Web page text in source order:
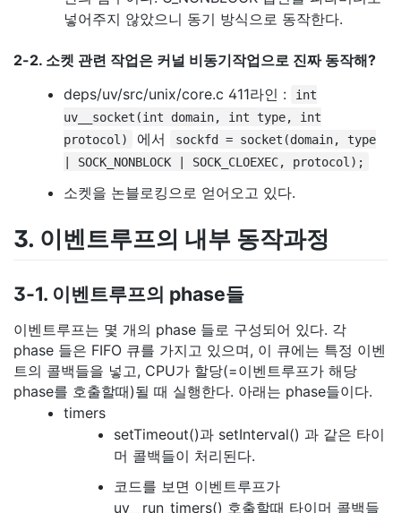
넣어주지 않았으니 동기 방식으로 동작한다.
2-2. 소켓 관련 작업은 커널 비동기작업으로 진짜 동작해?
deps/uv/src/unix/core.c 411라인 :
int
uv__socket(int domain, int type, int
protocol)
에서
sockfd = socket(domain, type
| SOCK_NONBLOCK | SOCK_CLOEXEC, protocol);
소켓을 논블로킹으로 얻어오고 있다.
3. 이벤트루프의 내부 동작과정
3-1. 이벤트루프의 phase들
이벤트루프는 몇 개의 phase 들로 구성되어 있다. 각
phase 들은 FIFO 큐를 가지고 있으며, 이 큐에는 특정 이벤
트의 콜백들을 넣고, CPU가 할당(=이벤트루프가 해당
phase를 호출할때)될 때 실행한다. 아래는 phase들이다.
timers
setTimeout()과 setInterval() 과 같은 타이
머 콜백들이 처리된다.
코드를 보면 이벤트루프가
uv__run_timers() 호출할때 타이머 콜백들